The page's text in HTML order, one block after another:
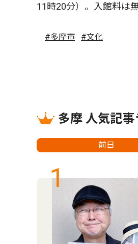
11時20分）。入館料は
#多摩市 #文化
多摩 人気記
前日
1